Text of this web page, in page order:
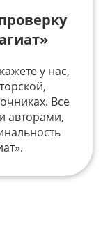
у нас,
Все
авторами,